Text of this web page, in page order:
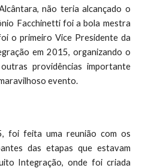
não teria alcançado o
Facchinetti foi a bola mestra
o primeiro Vice Presidente da
em 2015, organizando o
providências importante
evento.
foi feita uma reunião com os
das etapas que estavam
Integração, onde foi criada